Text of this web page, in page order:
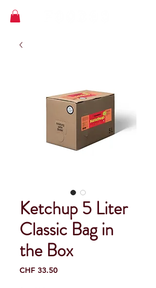
Ketchup 5 Liter
Classic Bag in
the Box
CHF 33.50Preis